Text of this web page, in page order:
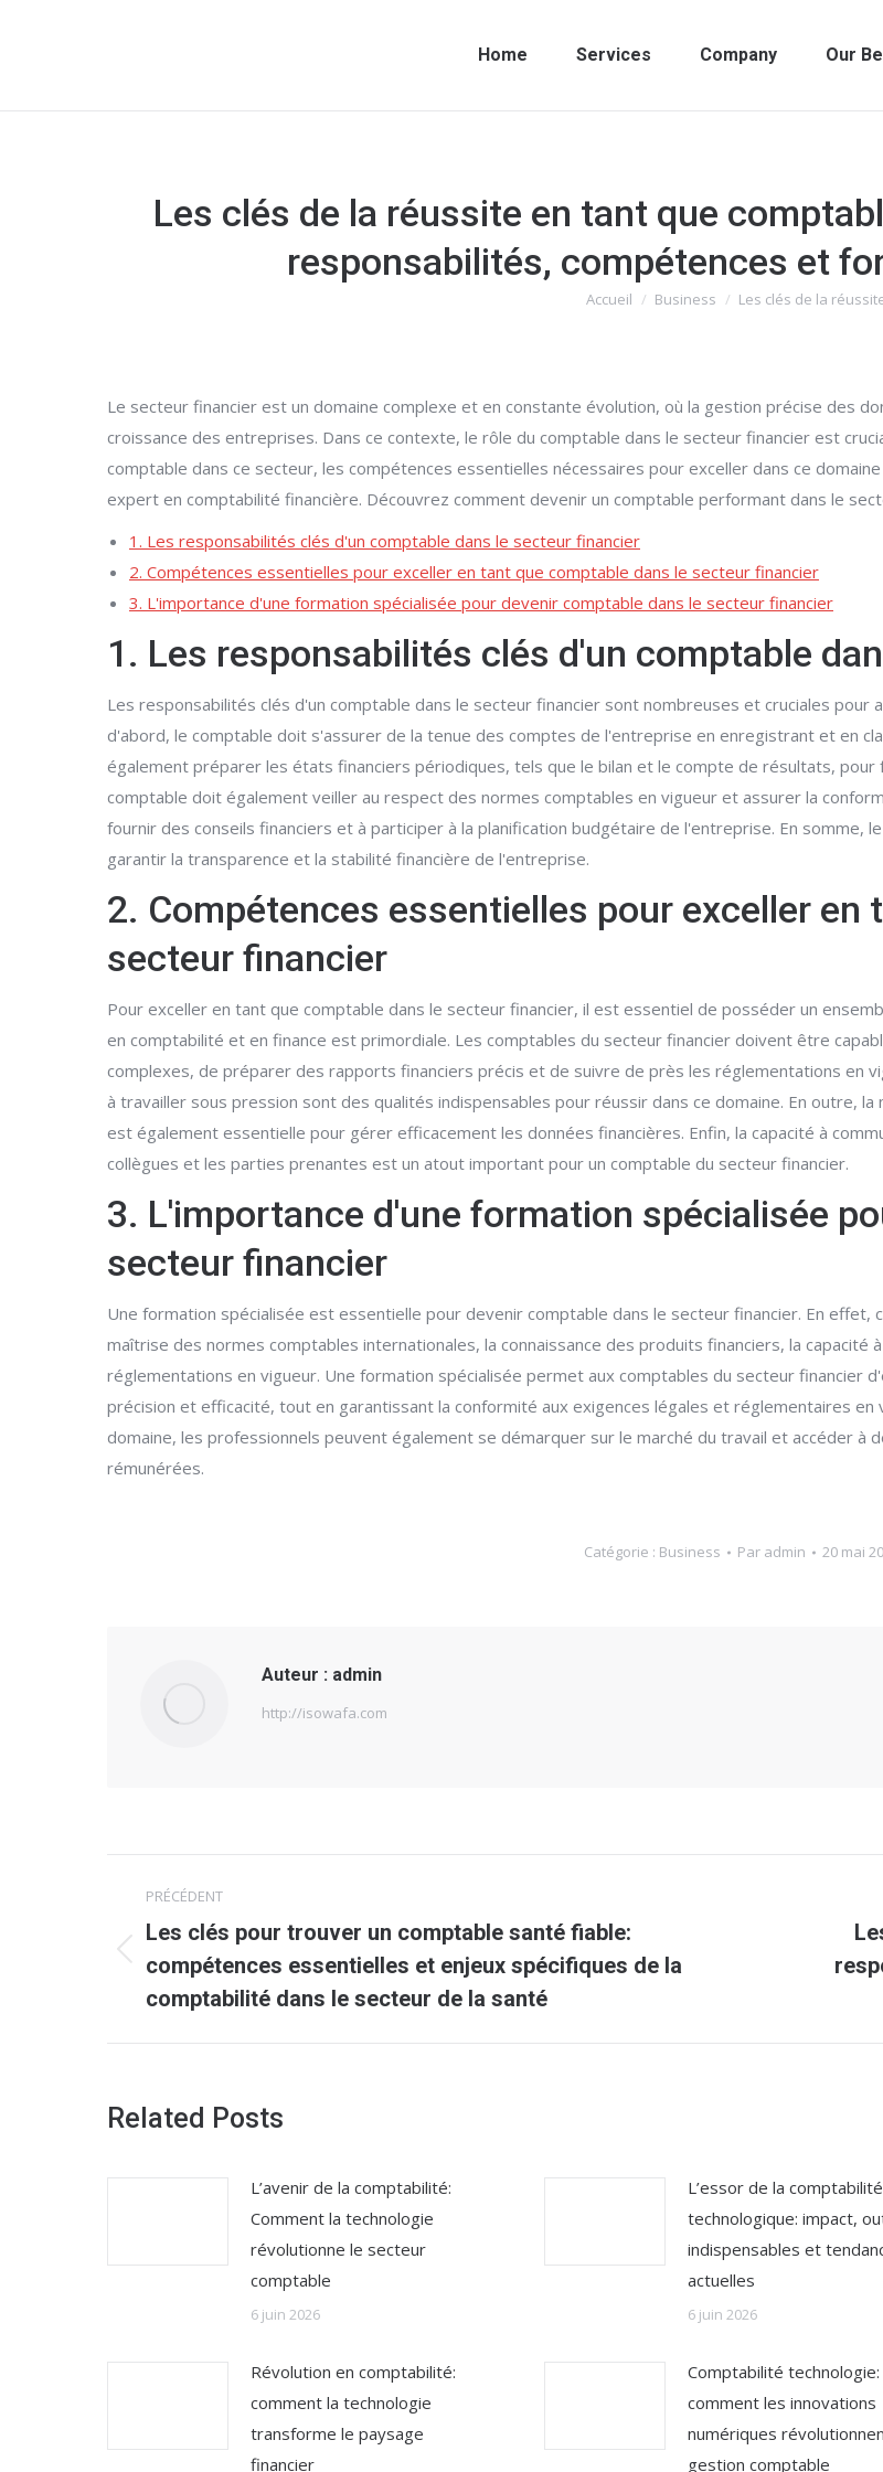
Home Services Company Our
Les clés de la réussite en tant que
responsabilités, compétences et
Vous êtes ici :
Accueil Business Les clés de la
Le secteur financier est un domaine complexe et en constante évolution, où la gestion précise des
croissance des entreprises. Dans ce contexte, le rôle du comptable dans le secteur financier est
comptable dans ce secteur, les compétences essentielles nécessaires pour exceller dans ce
expert en comptabilité financière. Découvrez comment devenir un comptable performant dans le
1. Les responsabilités clés d'un comptable dans le secteur financier
2. Compétences essentielles pour exceller en tant que comptable dans le secteur financier
3. L'importance d'une formation spécialisée pour devenir comptable dans le secteur financier
1. Les responsabilités clés d'un comptable
Les responsabilités clés d'un comptable dans le secteur financier sont nombreuses et cruciales
d'abord, le comptable doit s'assurer de la tenue des comptes de l'entreprise en enregistrant et en
également préparer les états financiers périodiques, tels que le bilan et le compte de résultats,
comptable doit également veiller au respect des normes comptables en vigueur et assurer la
fournir des conseils financiers et à participer à la planification budgétaire de l'entreprise. En somme,
garantir la transparence et la stabilité financière de l'entreprise.
2. Compétences essentielles pour exceller en
secteur financier
Pour exceller en tant que comptable dans le secteur financier, il est essentiel de posséder un
en comptabilité et en finance est primordiale. Les comptables du secteur financier doivent être
complexes, de préparer des rapports financiers précis et de suivre de près les réglementations en
à travailler sous pression sont des qualités indispensables pour réussir dans ce domaine. En outre,
est également essentielle pour gérer efficacement les données financières. Enfin, la capacité à
collègues et les parties prenantes est un atout important pour un comptable du secteur financier.
3. L'importance d'une formation spécialisée
secteur financier
Une formation spécialisée est essentielle pour devenir comptable dans le secteur financier. En
maîtrise des normes comptables internationales, la connaissance des produits financiers, la
réglementations en vigueur. Une formation spécialisée permet aux comptables du secteur financier
précision et efficacité, tout en garantissant la conformité aux exigences légales et réglementaires
domaine, les professionnels peuvent également se démarquer sur le marché du travail et accéder
rémunérées.
Catégorie : Business Par admin 20 mai
Auteur : admin
http://isowafa.com
Navigation
article
PRÉCÉDENT
Article
précédent
Les clés pour trouver un comptable santé fiable:
compétences essentielles et enjeux spécifiques de la
comptabilité dans le secteur de la santé
Related Posts
L’avenir de la comptabilité:
Comment la technologie
révolutionne le secteur
comptable
6 juin 2026
L’essor de la comptabilité
technologique: impact,
indispensables et
actuelles
6 juin 2026
Révolution en comptabilité:
comment la technologie
transforme le paysage
financier
Comptabilité technologie:
comment les innovations
numériques
gestion comptable